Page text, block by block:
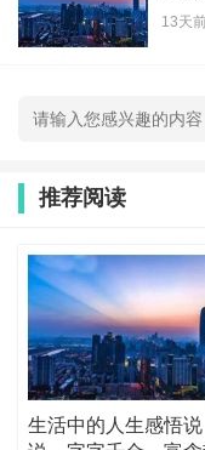
13天
推荐阅读
生活中的人生感悟说